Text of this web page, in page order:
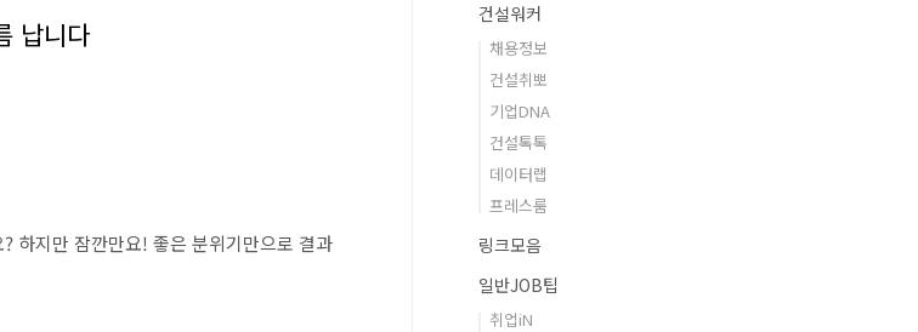
납니다
하지만 잠깐만요! 좋은 분위기만으로 결과
건설워커
채용정보
건설취뽀
기업DNA
건설톡톡
데이터랩
프레스룸
링크모음
일반JOB팁
취업iN